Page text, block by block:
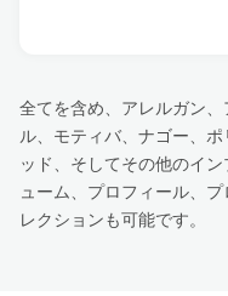
全てを含め、アレルガン
ル、モティバ、ナゴー、
ッド、そしてその他のイ
ューム、プロフィール、
レクションも可能です。